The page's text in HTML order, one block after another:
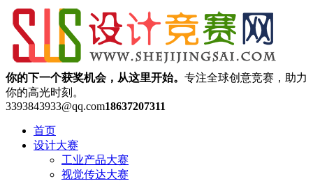
你的下一个获奖机会，从这里开始。 专注全球创意竞赛，助力
你的高光时刻。
3393843933@qq.com18637207311
首页
设计大赛
工业产品大赛
视觉传达大赛